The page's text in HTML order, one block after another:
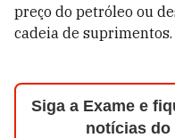
preço do petróleo ou
cadeia de suprimentos.
Siga a Exame e
notícias do